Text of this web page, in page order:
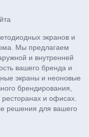
экранов и
Мы предлагаем
и внутренней
вашего бренда и
экраны и неоновые
брендирования,
и офисах.
решения для вашего